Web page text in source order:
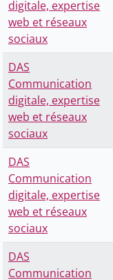
digitale, expertise
web et réseaux
sociaux
DAS
Communication
digitale, expertise
web et réseaux
sociaux
DAS
Communication
digitale, expertise
web et réseaux
sociaux
DAS
Communication